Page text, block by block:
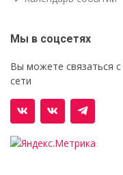
Мы в соцсетях
Вы можете связаться
сети